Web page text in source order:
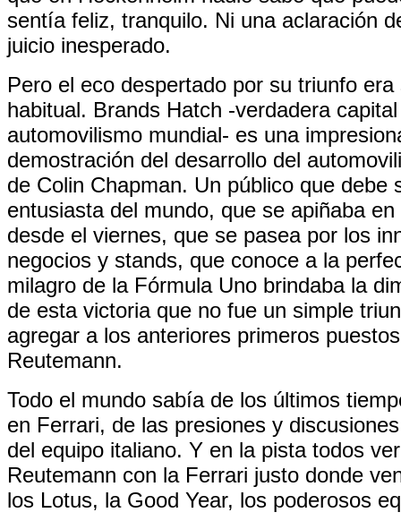
sentía feliz, tranquilo. Ni una aclaración
juicio inesperado.
Pero el eco despertado por su triunfo era
habitual. Brands Hatch -verdadera
automovilismo mundial- es una
demostración del desarrollo del
de Colin Chapman. Un público que debe
entusiasta del mundo, que se apiñaba
desde el viernes, que se pasea por los
negocios y stands, que conoce a la
milagro de la Fórmula Uno brindaba la
de esta victoria que no fue un simple
agregar a los anteriores primeros
Reutemann.
Todo el mundo sabía de los últimos
en Ferrari, de las presiones y
del equipo italiano. Y en la pista todos
Reutemann con la Ferrari justo donde
los Lotus, la Good Year, los poderosos